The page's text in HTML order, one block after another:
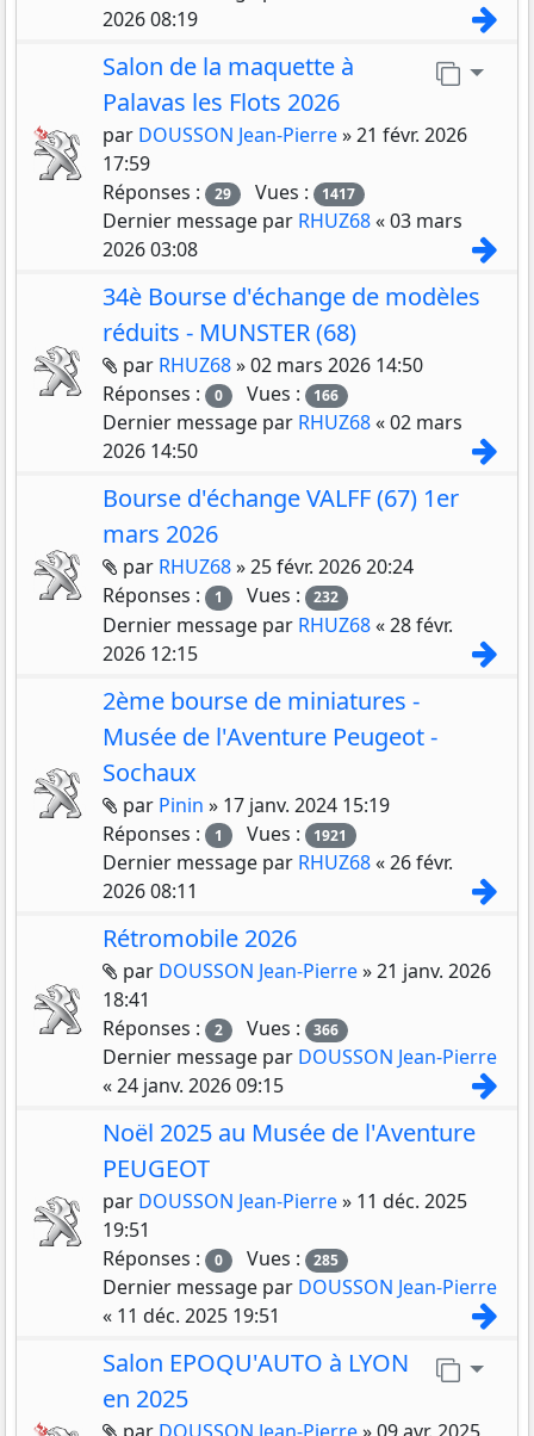
2026 08:19
Aller
Salon de la maquette à
Palavas les Flots 2026
par DOUSSON Jean-Pierre»21 févr. 2026
17:59
Réponses :
29 Vues : 1417
Dernier message par RHUZ68«03 mars
2026 03:08
34è Bourse d'échange de modèles
réduits - MUNSTER (68)
Pièces jointes
par RHUZ68»02 mars 2026 14:50
Réponses :
0 Vues : 166
Dernier message par RHUZ68«02 mars
2026 14:50
Bourse d'échange VALFF (67) 1er
mars 2026
Pièces jointes
par RHUZ68»25 févr. 2026 20:24
Réponses :
1 Vues : 232
Dernier message par RHUZ68«28 févr.
2026 12:15
2ème bourse de miniatures -
Musée de l'Aventure Peugeot -
Sochaux
Pièces jointes
par Pinin » 17 janv. 2024 15:19
Réponses :
1 Vues : 1921
Dernier message par RHUZ68«26 févr.
2026 08:11
Rétromobile 2026
Pièces jointes
par DOUSSON Jean-Pierre»21 janv. 2026
18:41
Réponses :
2 Vues : 366
Dernier message par DOUSSON Jean-Pierre
«24 janv. 2026 09:15
Noël 2025 au Musée de l'Aventure
PEUGEOT
par DOUSSON Jean-Pierre» 11 déc. 2025
19:51
Réponses :
0 Vues : 285
Dernier message par DOUSSON Jean-Pierre
« 11 déc. 2025 19:51
Aller
Salon EPOQU'AUTO à LYON
en 2025
Pièces jointes